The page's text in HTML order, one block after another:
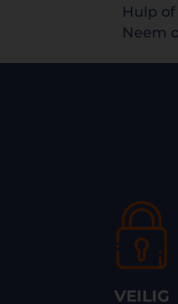
Hulp
Neem
VEILIG